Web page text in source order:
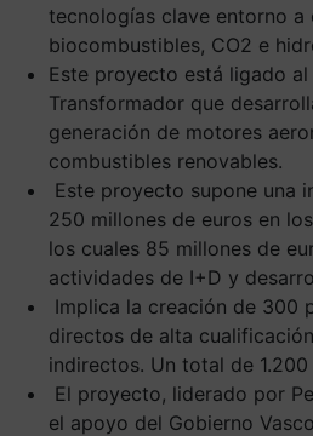
tecnologías clave entorno
biocombustibles, CO2 e
Este proyecto está ligado
Transformador que
generación de motores
combustibles renovables.
Este proyecto supone una
250 millones de euros en
los cuales 85 millones de
actividades de I+D y
Implica la creación de 300
directos de alta
indirectos. Un total de
El proyecto, liderado por
el apoyo del Gobierno